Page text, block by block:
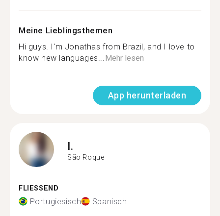
Meine Lieblingsthemen
Hi guys. I'm Jonathas from Brazil, and I love to
know new languages...Mehr lesen
App herunterladen
I.
São Roque
FLIESSEND
Portugiesisch Spanisch